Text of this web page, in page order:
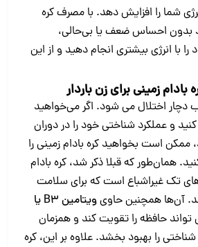
شما را افزایش دهد. با مصرف کره
بدون احساس ضعف یا بی‌حالی،
با انرژی بیشتری انجام دهید و از این
زمینی برای زن باردار
دچار اختلال می شود. اگر می‌خواهید
و عملکرد شناختی خود را در دوران
ممکن است بخواهید کره بادام زمینی را
همان‌طور که قبلا ذکر شد، کره بادام
تک غیراشباع است که برای سلامت
آن‌ها همچنین حاوی
ویتامین B3 یا
حافظه را تقویت کند و همزمان
را بهبود بخشد. علاوه بر این، کره